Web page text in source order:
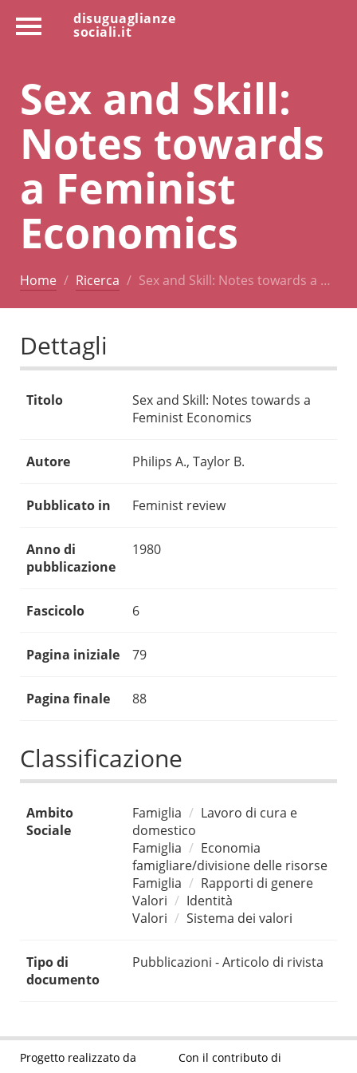
disuguaglianze
sociali.it
Sex and Skill:
Notes towards
a Feminist
Economics
Home Ricerca Sex and Skill: Notes towards a …
Dettagli
Titolo
Sex and Skill: Notes towards a
Feminist Economics
Autore Philips A., Taylor B.
Pubblicato in Feminist review
Anno di
pubblicazione
1980
Fascicolo 6
Pagina iniziale 79
Pagina finale 88
Classificazione
Ambito
Sociale
Famiglia
Lavoro di cura e
domestico
Famiglia
Economia
famigliare/divisione delle risorse
Famiglia
Rapporti di genere
Valori
Identità
Valori
Sistema dei valori
Tipo di
documento
Pubblicazioni - Articolo di rivista
Progetto realizzato da Con il contributo di